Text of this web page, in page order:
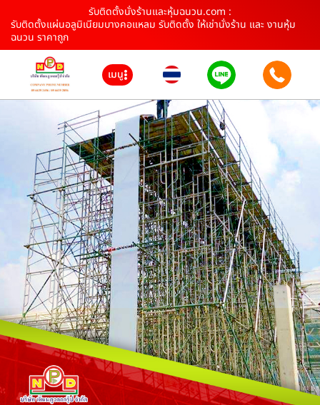
รับติดตั้งนั่งร้านและหุ้มฉนวน.com :
รับติดตั้งแผ่นอลูมิเนียมบางคอแหลม รับติดตั้ง ให้เช่านั่งร้าน และ งานหุ้ม
ฉนวน ราคาถูก
เมนู